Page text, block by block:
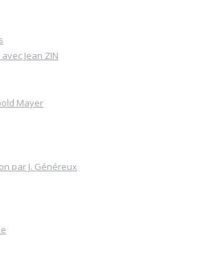
Jean ZIN
Mayer
par J. Généreux